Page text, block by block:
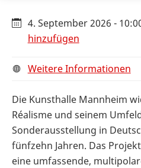
4. September 2026 -
hinzufügen
Weitere Informationen
Die Kunsthalle Mannheim
Réalisme und seinem
Sonderausstellung in
fünfzehn Jahren. Das
eine umfassende,